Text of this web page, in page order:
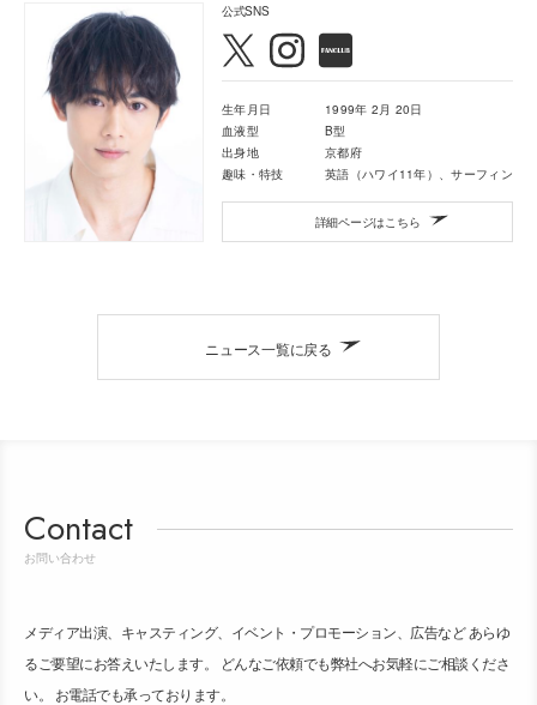
公式SNS
生年月日
1999年 2月 20日
血液型
B型
出身地
京都府
趣味・特技
英語（ハワイ11年）、サーフィン
詳細ページはこちら
ニュース一覧に戻る
Contact
お問い合わせ
メディア出演、キャスティング、イベント・プロモーション、広告など あらゆ
るご要望にお答えいたします。 どんなご依頼でも弊社へお気軽にご相談くださ
い。 お電話でも承っております。